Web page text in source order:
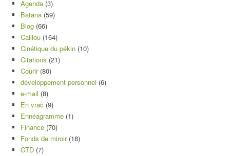
Agenda (3)
Batana (59)
Blog (66)
Caillou (164)
Cinétique du pékin (10)
Citations (21)
Courir(80)
développement personnel (6)
e-mail (8)
En vrac (9)
Ennéagramme (1)
Finance (70)
Fonds de miroir(18)
GTD (7)